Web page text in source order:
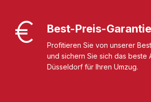
Best-Preis-Garantie
Profitieren Sie von unserer
und sichern Sie sich das beste
Düsseldorf für Ihren Umzug.